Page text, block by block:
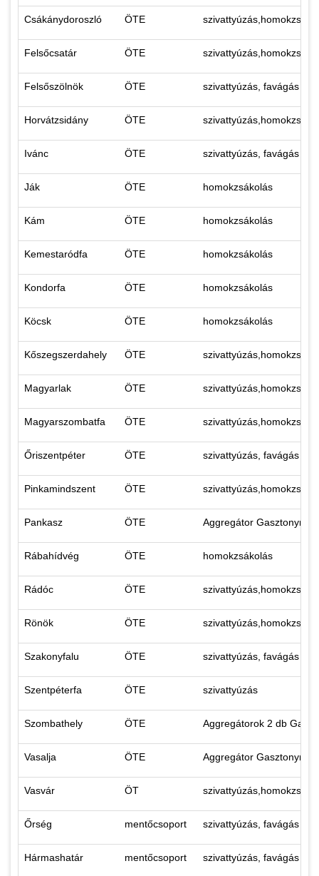
Csákánydoroszló ÖTE
Felsőcsatár ÖTE
Felsőszölnök ÖTE szivattyúzás, favágás
Horvátzsidány ÖTE
Ivánc ÖTE szivattyúzás, favágás
Ják ÖTE homokzsákolás
Kám ÖTE homokzsákolás
Kemestaródfa ÖTE homokzsákolás
Kondorfa ÖTE homokzsákolás
Köcsk ÖTE homokzsákolás
Kőszegszerdahely ÖTE
Magyarlak ÖTE
Magyarszombatfa ÖTE
Őriszentpéter ÖTE szivattyúzás, favágás
Pinkamindszent ÖTE
Pankasz ÖTE Aggregátor Gasztonynak
Rábahídvég ÖTE homokzsákolás
Rádóc ÖTE
Rönök ÖTE
Szakonyfalu ÖTE szivattyúzás, favágás
Szentpéterfa ÖTE szivattyúzás
Szombathely ÖTE Aggregátorok 2 db
Vasalja ÖTE Aggregátor Gasztonynak
Vasvár ÖT
Őrség mentőcsoport szivattyúzás, favágás
Hármashatár mentőcsoport szivattyúzás, favágás